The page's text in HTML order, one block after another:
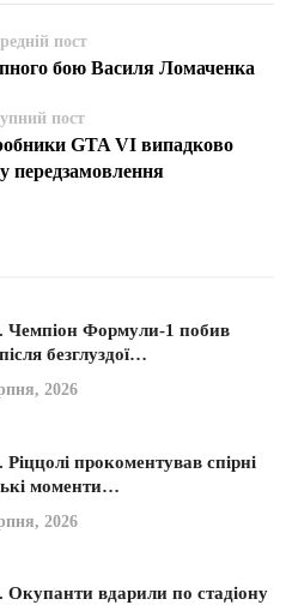
пост
бою Василя Ломаченка
пост
GTA VI випадково
передзамовлення
Формули-1 побив
безглуздої…
2026
прокоментував спірні
моменти…
2026
вдарили по стадіону